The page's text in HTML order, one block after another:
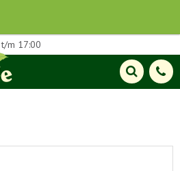
t/m 17:00